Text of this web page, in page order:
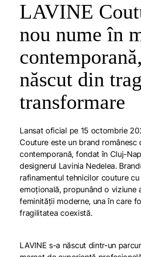
LAVINE
nou nume în
contemporană,
născut din
transformare
Lansat oficial pe 15 octombrie
Couture este un brand românesc
contemporană, fondat în Cluj-
designerul Lavinia Nedelea.
rafinamentul tehnicilor couture cu
emoțională, propunând o viziune
feminității moderne, una în care
fragilitatea coexistă.
LAVINE s-a născut dintr-un